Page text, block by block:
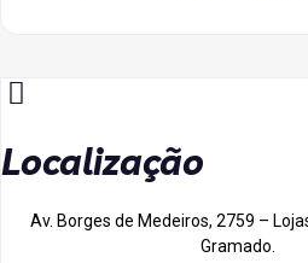
Localização
Av. Borges de Medeiros, 2759 –
Gramado.